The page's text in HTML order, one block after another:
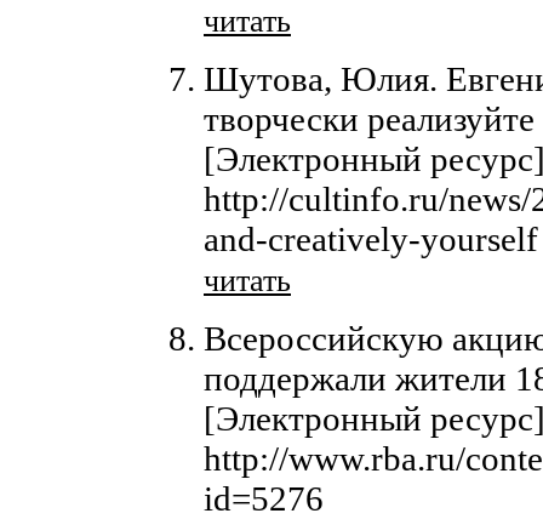
читать
Шутова, Юлия.
творчески
[Электронный
http://cultinfo.ru/
and-creatively-yourself
читать
Всероссийскую
поддержали жители
[Электронный
http://www.rba.ru/
id=5276